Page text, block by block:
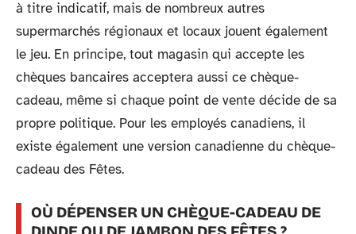
à titre indicatif, mais de nombreux autres
supermarchés régionaux et locaux jouent également
le jeu. En principe, tout magasin qui accepte les
chèques bancaires acceptera aussi ce chèque-
cadeau, même si chaque point de vente décide de sa
propre politique. Pour les employés canadiens, il
existe également une version canadienne du chèque-
cadeau des Fêtes.
OÙ DÉPENSER UN CHÈQUE-CADEAU DE